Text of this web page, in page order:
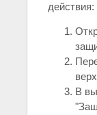
действия:
В